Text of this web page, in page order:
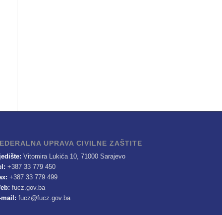
UPRAVA CIVILNE ZAŠTITE
Vitomira Lukića 10, 71000 Sarajevo
+387 33 779 450
+387 33 779 499
fucz.gov.ba
mail: fucz@fucz.gov.ba